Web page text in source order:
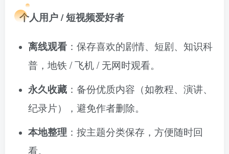
个人用户 / 短视频爱好者
离线观看 ：保存喜欢的剧情、短剧、知识科
普，地铁 / 飞机 / 无网时观看。
永久收藏 ：备份优质内容（如教程、演讲、
纪录片），避免作者删除。
本地整理 ：按主题分类保存，方便随时回
看。